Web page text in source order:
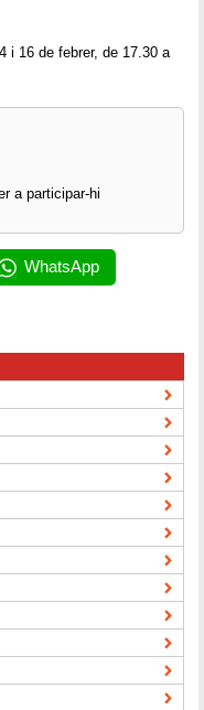
i 16 de febrer, de 17.30 a
a participar-hi
WhatsApp